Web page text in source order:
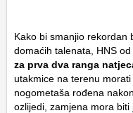
Kako bi smanjio rekordan
domaćih talenata, HNS od
za prva dva ranga
utakmice na terenu
nogometaša rođena
ozlijedi, zamjena mora